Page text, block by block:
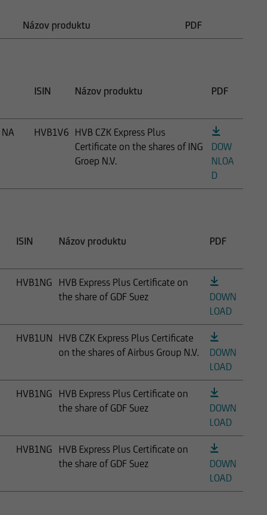
Názov produktu PDF
ISIN Názov produktu PDF
HVB1V6 HVB CZK Express Plus
Certificate on the shares of ING
Groep N.V.
DOW
NLOA
D
ISIN Názov produktu PDF
HVB1NG
HVB Express Plus Certificate on
the share of GDF Suez
DOWN
LOAD
HVB1UN HVB CZK Express Plus Certificate
on the shares of Airbus Group N.V.
DOWN
LOAD
HVB1NG
HVB Express Plus Certificate on
the share of GDF Suez
DOWN
LOAD
HVB1NG
HVB Express Plus Certificate on
the share of GDF Suez
DOWN
LOAD